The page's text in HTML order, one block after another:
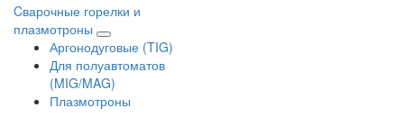
Cварочные горелки и
плазмотроны
Аргонодуговые (TIG)
Для полуавтоматов
(MIG/MAG)
Плазмотроны